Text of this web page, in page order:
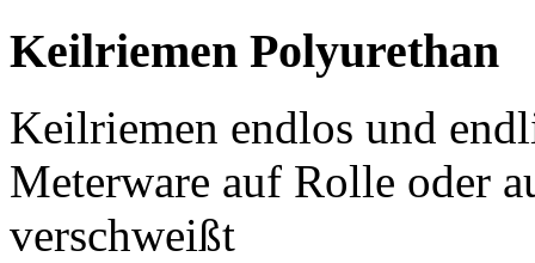
Keilriemen Polyurethan
Keilriemen endlos und
Meterware auf Rolle oder
verschweißt